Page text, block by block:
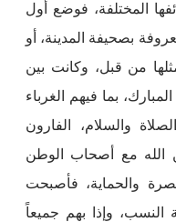
المختلفة، فوضع أول
بصحيفة المدينة، أو
من قبل، وكانت بين
بما فيهم الغرباء
والسلام، الفارون
الله مع أصحاب الوطن
والحماية، فأصبحت
النسب، وإذا بهم جميعاً